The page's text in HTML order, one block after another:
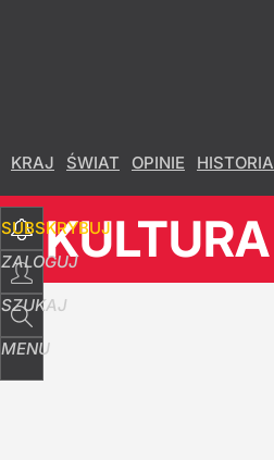
KRAJ ŚWIAT OPINIE HISTORIA
SUBSKRYBUJ
ZALOGUJ
SZUKAJ
MENU
KULTURA